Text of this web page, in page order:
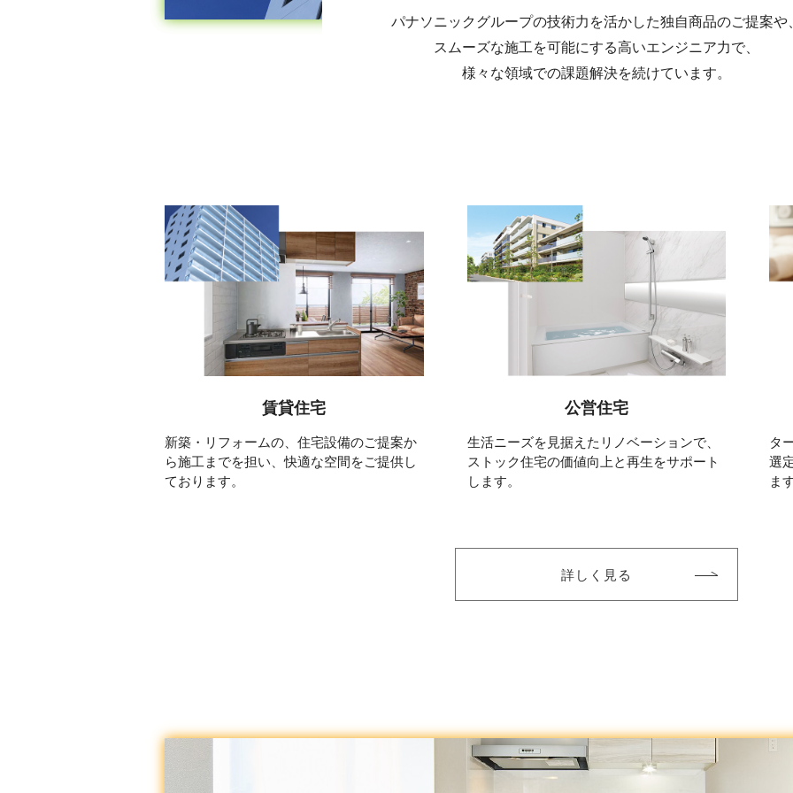
パナソニックグループの技術力を活かした独自商品のご提案や
スムーズな施工を可能にする高いエンジニア力で、
様々な領域での課題解決を続けています。
賃貸住宅
新築・リフォームの、住宅設備のご提案か
ら施工までを担い、快適な空間をご提供し
ております。
公営住宅
生活ニーズを見据えたリノベーションで、
ストック住宅の価値向上と再生をサポート
します。
タ
選
ま
詳しく見る